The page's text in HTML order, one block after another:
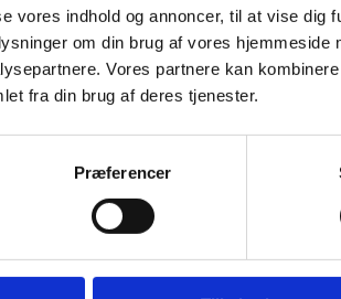
vores indhold og annoncer, til at vise dig
om din brug af vores hjemmeside
Vores partnere kan
fra din brug af deres tjenester.
Præferencer
af tilskuddet
Se, hvordan tilskuddet fra puljen er